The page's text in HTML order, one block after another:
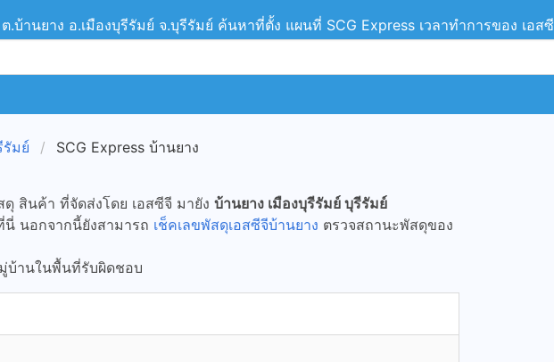
บ้านยาง อ.เมืองบุรีรัมย์ จ.บุรีรัมย์ ค้นหาที่ตั้ง แผนที่ SCG Express เวลาทำการของ เอส
รัมย์ SCG Express บ้านยาง
สินค้า ที่จัดส่งโดย เอสซีจี มายัง บ้านยาง เมืองบุรีรัมย์ บุรีรัมย์
นี่ นอกจากนี้ยังสามารถ เช็คเลขพัสดุเอสซีจีบ้านยาง ตรวจสถานะพัสดุของ
บ้านในพื้นที่รับผิดชอบ